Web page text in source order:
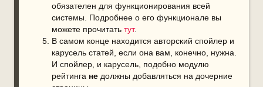
обязателен для функционирования всей
системы. Подробнее о его функционале вы
можете прочитать тут.
В самом конце находится авторский спойлер и
карусель статей, если она вам, конечно, нужна.
И спойлер, и карусель, подобно модулю
рейтинга не должны добавляться на дочерние